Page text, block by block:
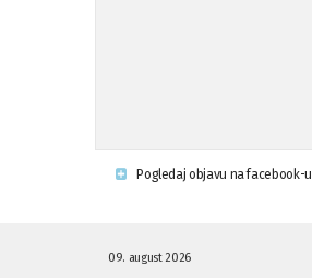
Pogledaj objavu na facebook-u
09. august 2026